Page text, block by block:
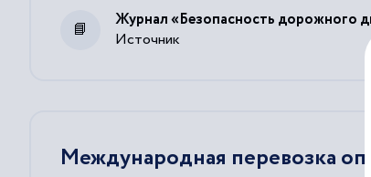
Источник
Журнал «Безопасность дорожного
Международная перевозка